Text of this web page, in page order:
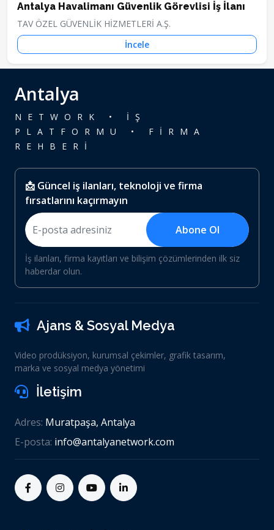
Antalya Havalimanı Güvenlik Görevlisi İş İlanı
TAV ÖZEL GÜVENLİK HİZMETLERİ A.Ş.
İncele
Antalya
NETWORK • İŞ
PLATFORMU • FİRMA
REHBERİ
📩 Güncel iş ilanları, teknoloji ve firma
fırsatlarını kaçırmayın
Abone Ol
İş ilanları, firma kayıtları ve bilişim çözümlerinden ilk siz
haberdar olun.
Ajans & Sosyal Medya
Video prodüksiyon, kurumsal çekimler, grafik tasarım,
marka ve sosyal medya yönetimi
İletişim
Adres: Muratpaşa, Antalya
E-posta: info@antalyanetwork.com